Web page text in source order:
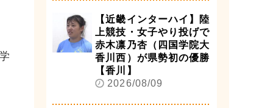
【近畿インターハイ】陸
上競技・女子やり投げで
赤木凛乃杏（四国学院大
香川西）が県勢初の優勝
【香川】
2026/08/09